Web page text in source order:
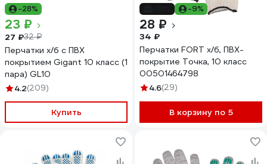
-28%
23 ₽
27 ₽32 ₽
Перчатки х/б с ПВХ
покрытием Gigant 10 класс (1
пара) GL10
4.2(209)
Купить
-9%
28 ₽
34 ₽
Перчатки FORT х/б, ПВХ-
покрытие Точка, 10 класс
00501464798
4.6(29)
В корзину по 5